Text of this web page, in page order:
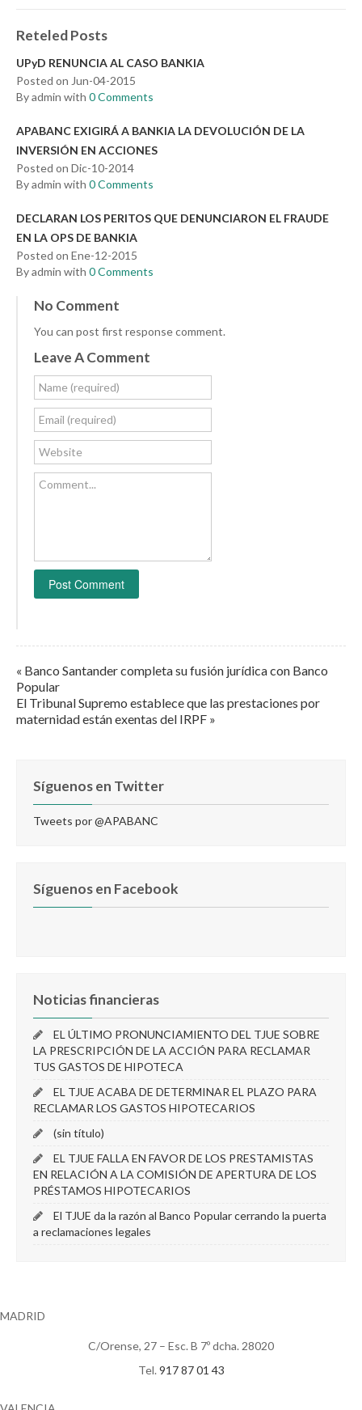
Reteled Posts
UPyD RENUNCIA AL CASO BANKIA
Posted on Jun-04-2015
By admin with 0 Comments
APABANC EXIGIRÁ A BANKIA LA DEVOLUCIÓN DE LA
INVERSIÓN EN ACCIONES
Posted on Dic-10-2014
By admin with 0 Comments
DECLARAN LOS PERITOS QUE DENUNCIARON EL FRAUDE
EN LA OPS DE BANKIA
Posted on Ene-12-2015
By admin with 0 Comments
No Comment
You can post first response comment.
Leave A Comment
Name (required)
Email (required)
Website
Comment...
« Banco Santander completa su fusión jurídica con Banco
Popular
El Tribunal Supremo establece que las prestaciones por
maternidad están exentas del IRPF »
Síguenos en Twitter
Tweets por @APABANC
Síguenos en Facebook
Noticias financieras
EL ÚLTIMO PRONUNCIAMIENTO DEL TJUE SOBRE
LA PRESCRIPCIÓN DE LA ACCIÓN PARA RECLAMAR
TUS GASTOS DE HIPOTECA
EL TJUE ACABA DE DETERMINAR EL PLAZO PARA
RECLAMAR LOS GASTOS HIPOTECARIOS
(sin título)
EL TJUE FALLA EN FAVOR DE LOS PRESTAMISTAS
EN RELACIÓN A LA COMISIÓN DE APERTURA DE LOS
PRÉSTAMOS HIPOTECARIOS
El TJUE da la razón al Banco Popular cerrando la puerta
a reclamaciones legales
MADRID
C/Orense, 27 – Esc. B 7º dcha. 28020
Tel. 917 87 01 43